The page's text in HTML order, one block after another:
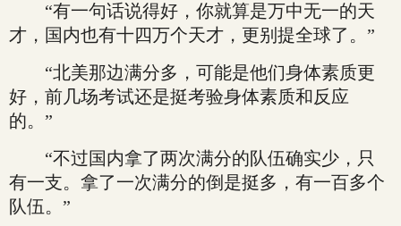
“有一句话说得好，你就算是万中无一的天
才，国内也有十四万个天才，更别提全球了。”
“北美那边满分多，可能是他们身体素质更
好，前几场考试还是挺考验身体素质和反应
的。”
“不过国内拿了两次满分的队伍确实少，只
有一支。拿了一次满分的倒是挺多，有一百多个
队伍。”